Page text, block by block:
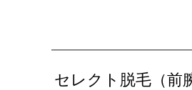
セレクト脱毛（前